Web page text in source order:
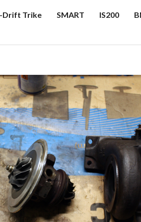
Drift Trike SMART IS200